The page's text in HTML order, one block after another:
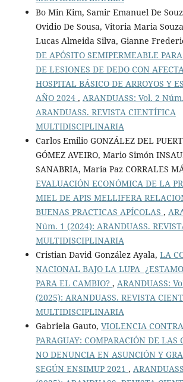
Bo Min Kim, Samir Emanuel De
Ovidio De Sousa, Vitoria Maria
Lucas Almeida Silva, Gianne
DE APÓSITO SEMIPERMEABLE
DE LESIONES DE DEDO CON
HOSPITAL BÁSICO DE ARROYOS Y
AÑO 2024 , ARANDUASS: Vol. 2
ARANDUASS. REVISTA CIENTÍFICA
MULTIDISCIPLINARIA
Carlos Emilio GONZÁLEZ DEL
GÓMEZ AVEIRO, Mario Simón
SANABRIA, Maria Paz CORRALES
EVALUACIÓN ECONÓMICA DE LA
MIEL DE APIS MELLIFERA
BUENAS PRACTICAS APÍCOLAS ,
Núm. 1 (2024): ARANDUASS.
MULTIDISCIPLINARIA
Cristian David González Ayala, LA
NACIONAL BAJO LA LUPA
PARA EL CAMBIO? , ARANDUASS:
(2025): ARANDUASS. REVISTA
MULTIDISCIPLINARIA
Gabriela Gauto, VIOLENCIA
PARAGUAY: COMPARACIÓN DE LAS
NO DENUNCIA EN ASUNCIÓN Y
SEGÚN ENSIMUP 2021 ,